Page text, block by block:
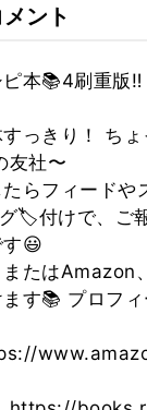
ント
本📚4刷重版
すっきり！ ち
友社〜
らフィードや
🏷付けで、ご
😃
たはAmazon
す📚 プロフ